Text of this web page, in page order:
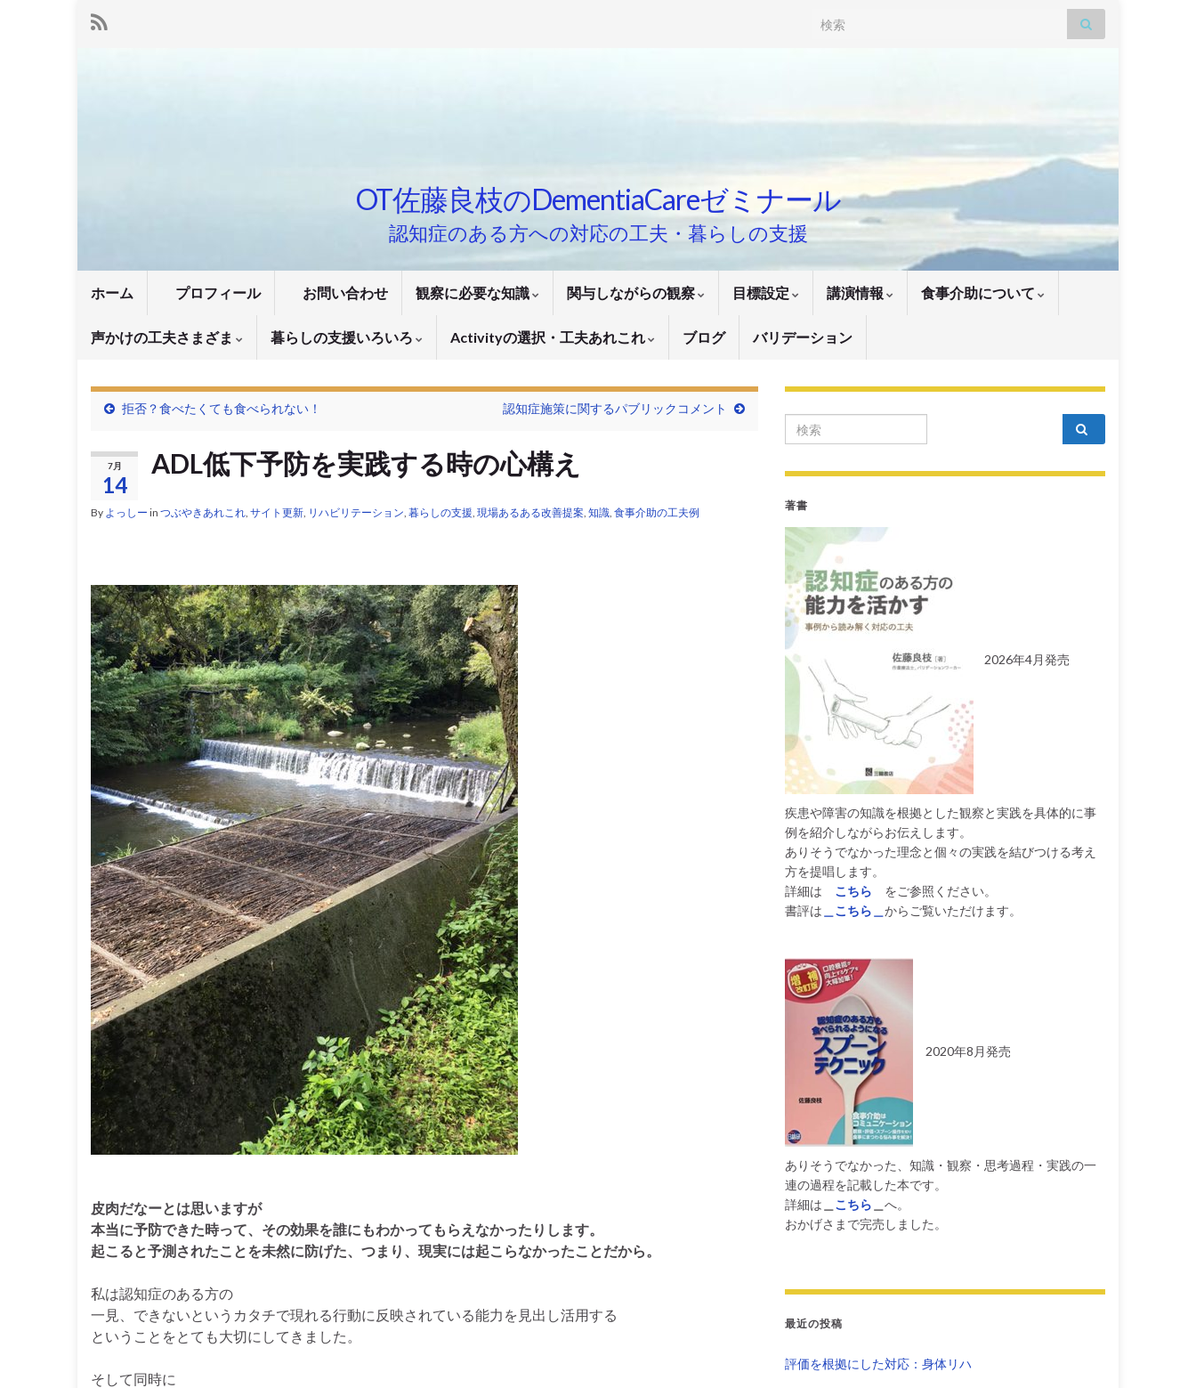
Search for:
OT佐藤良枝のDementiaCareゼミナール
認知症のある方への対応の工夫・暮らしの支援
ホーム プロフィール お問い合わせ 観察に必要な知識 関与しながらの観察 目標設定 講演情報 食事介助について
声かけの工夫さまざま 暮らしの支援いろいろ Activityの選択・工夫あれこれ ブログ バリデーション
拒否？食べたくても食べられない！ 認知症施策に関するパブリックコメント
7月
14
ADL低下予防を実践する時の心構え
By よっしー in つぶやきあれこれ, サイト更新, リハビリテーション, 暮らしの支援, 現場あるある改善提案, 知識, 食事介助の工夫例
皮肉だなーとは思いますが
本当に予防できた時って、その効果を誰にもわかってもらえなかったりします。
起こると予測されたことを未然に防げた、つまり、現実には起こらなかったことだから。
私は認知症のある方の
一見、できないというカタチで現れる行動に反映されている能力を見出し活用する
ということをとても大切にしてきました。
そして同時に
Search for:
著書
2026年4月発売
疾患や障害の知識を根拠とした観察と実践を具体的に事
例を紹介しながらお伝えします。
ありそうでなかった理念と個々の実践を結びつける考え
方を提唱します。
詳細は
こちら
をご参照ください。
書評は ＿こちら＿ からご覧いただけます。
2020年8月発売
ありそうでなかった、知識・観察・思考過程・実践の一
連の過程を記載した本です。
詳細は
こちら
へ。
おかげさまで完売しました。
最近の投稿
評価を根拠にした対応：身体リハ